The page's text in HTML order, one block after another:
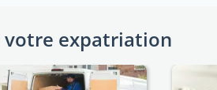
votre expatriation